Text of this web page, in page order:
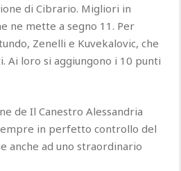
di Cibrario. Migliori in
ne mette a segno 11. Per
Zenelli e Kuvekalovic, che
Ai loro si aggiungono i 10 punti
de Il Canestro Alessandria
in perfetto controllo del
anche ad uno straordinario